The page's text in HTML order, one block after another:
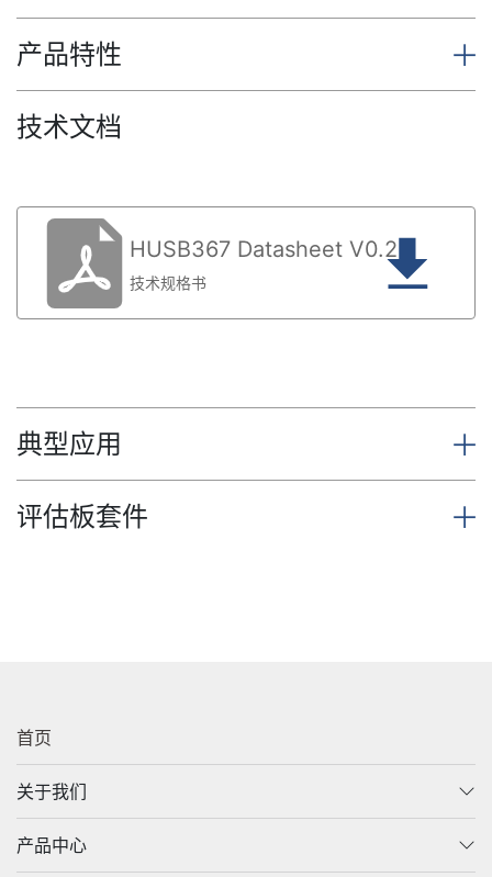
产品特性
技术文档
HUSB367 Datasheet V0.2
技术规格书
典型应用
评估板套件
首页
关于我们
产品中心